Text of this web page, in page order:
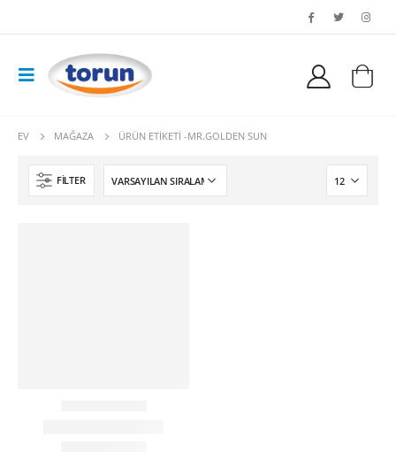
EV MAĞAZA ÜRÜN ETIKETI -MR.GOLDEN SUN
FILTER